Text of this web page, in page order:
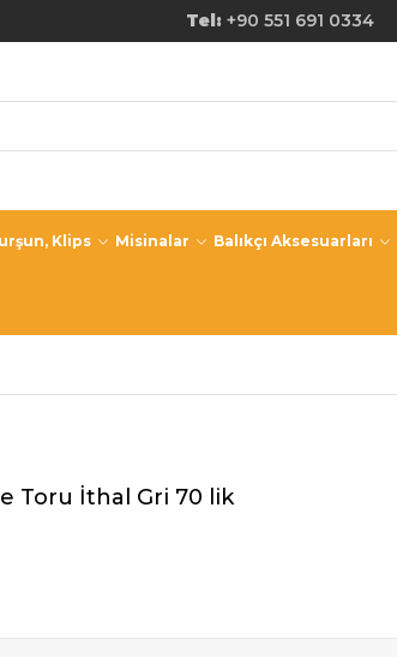
Kargo! Tel: +90 551 691 0334
Klips Misinalar Balıkçı Aksesuarları
Toru İthal Gri 70 lik